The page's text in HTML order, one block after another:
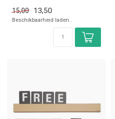
15,00
13,50
Beschikbaarheid laden..